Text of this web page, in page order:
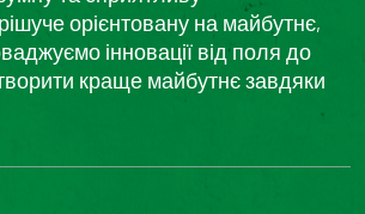
орієнтовану на майбутнє,
інновації від поля до
краще майбутнє завдяки